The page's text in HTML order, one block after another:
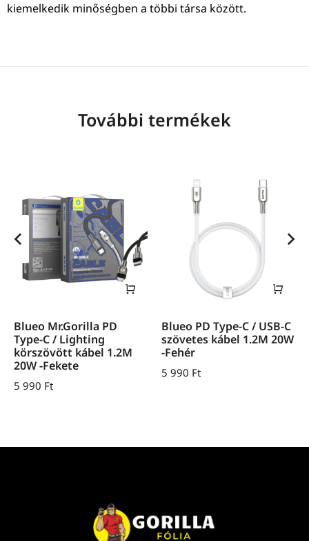
kiemelkedik minőségben a többi társa között.
További termékek
Blueo Mr.Gorilla PD
Type-C / Lighting
körszövött kábel 1.2M
20W -Fekete
5 990 Ft
Blueo PD Type-C / USB-C
szövetes kábel 1.2M 20W
-Fehér
5 990 Ft